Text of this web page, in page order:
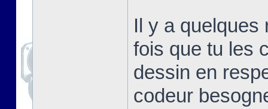
Il y a quelques
fois que tu les
dessin en
codeur